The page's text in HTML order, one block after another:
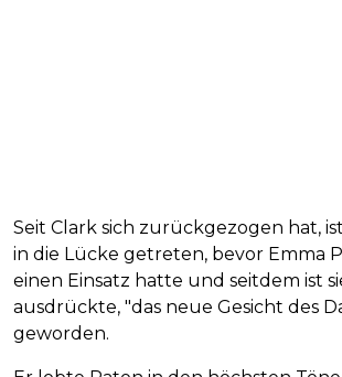
Seit Clark sich zurückgezogen hat,
in die Lücke getreten, bevor Emma
einen Einsatz hatte und seitdem ist
ausdrückte, "das neue Gesicht des
geworden.